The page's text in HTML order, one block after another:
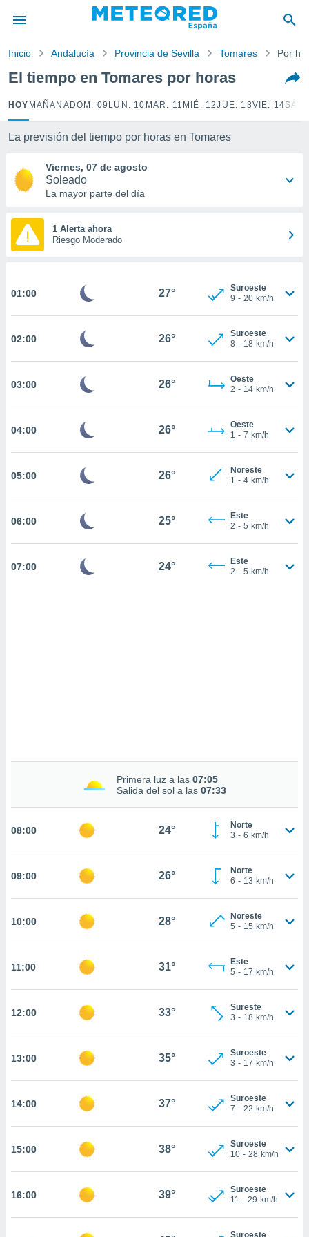
por
para
que se
calidad.
a este
y
digital
basada
permite
botón
la
ya sean
nos
en
perfil
y
de
En
de que
sean
el sitio
para
ni para
aunque
no
abono
CONTINUAR
Inicio Andalucía Provincia de Sevilla Tomares Por
El tiempo en Tomares por horas
HOY MAÑANA DOM. 09 LUN. 10 MAR. 11 MIÉ. 12JUE. 13VIE. 14
La previsión del tiempo por horas en Tomares
Viernes, 07 de agosto
Soleado
La mayor parte del día
1 Alerta ahora
Riesgo Moderado
01:00 27°
Suroeste
9 - 20 km/h
02:00 26°
Suroeste
8 - 18 km/h
03:00 26°
Oeste
2 - 14 km/h
04:00 26°
Oeste
1 - 7 km/h
05:00 26°
Noreste
1 - 4 km/h
06:00 25°
Este
2 - 5 km/h
07:00 24°
Este
2 - 5 km/h
Primera luz a las 07:05
Salida del sol a las 07:33
08:00 24°
Norte
3 - 6 km/h
09:00 26°
Norte
6 - 13 km/h
10:00 28°
Noreste
5 - 15 km/h
11:00 31°
Este
5 - 17 km/h
12:00 33°
Sureste
3 - 18 km/h
13:00 35°
Suroeste
3 - 17 km/h
14:00 37°
Suroeste
7 - 22 km/h
15:00 38°
Suroeste
10 - 28 km/h
16:00 39°
Suroeste
11 - 29 km/h
Suroeste